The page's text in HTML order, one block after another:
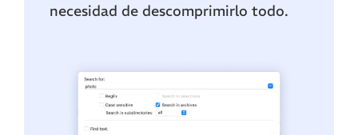
necesidad de descomprimirlo todo.